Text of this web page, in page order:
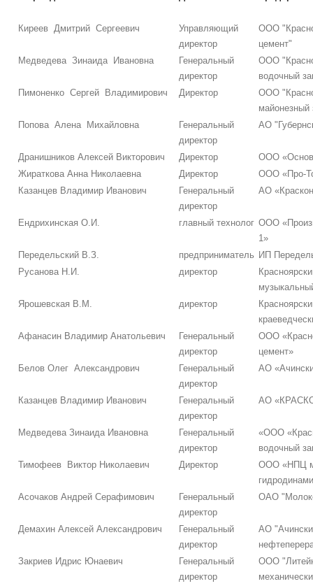
Киреев Дмитрий Сергеевич
Управляющий
директор
ООО
цемент"
Медведева Зинаида Ивановна
Генеральный
директор
ООО
водочный
Пимоненко Сергей Владимирович
Директор
ООО
майонезный
Попова Алена Михайловна
Генеральный
директор
АО
Дранишников Алексей Викторович Директор
ООО
Жираткова Анна Николаевна
Директор
ООО «Про-
Казанцев Владимир Иванович
Генеральный
директор
АО
Ендрихинская О.И. главный технолог ООО
1»
Передельский В.З.
предприниматель ИП
Русанова Н.И.
директор
Ярошевская В.М.
директор
Афанасин Владимир Анатольевич
Генеральный
директор
ООО
цемент»
Белов Олег Александрович
Генеральный
директор
АО
Казанцев Владимир Иванович
Генеральный
директор
АО
Медведева Зинаида Ивановна
Генеральный
директор
«ООО
водочный
Тимофеев Виктор Николаевич
Директор
ООО «НПЦ
Асочаков Андрей Серафимович
Генеральный
директор
ОАО
Демахин Алексей Александрович
Генеральный
директор
АО
Закриев Идрис Юнаевич
Генеральный
директор
ООО